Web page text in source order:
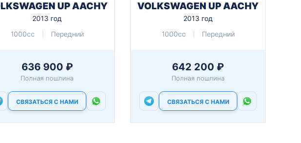
UP AACHY
2013 год
1000cc
Передний
636 900 ₽
Полная пошлина
СВЯЗАТЬСЯ С НАМИ
VOLKSWAGEN UP AACHY
2013 год
1000cc
Передний
642 200 ₽
Полная пошлина
СВЯЗАТЬСЯ С НАМИ